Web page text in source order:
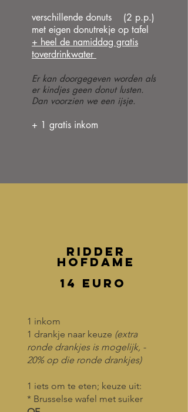
verschillende donuts (2 p.p.)
met eigen donutrekje op tafel
+ heel de namiddag gratis
toverdrinkwater
Er kan doorgegeven worden als
er kindjes geen donut lusten.
Dan voorzien we een ijsje.
+ 1 gratis inkom
Ridder
hofdame
14 euro
1 inkom
1 drankje naar keuze (extra
ronde drankjes is mogelijk, -
20% op die ronde drankjes)
1 iets om te eten; keuze uit:
* Brusselse wafel met suiker